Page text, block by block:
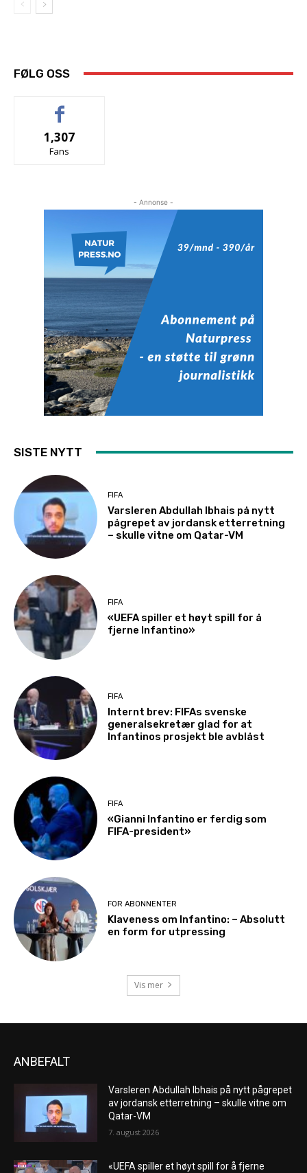
FØLG OSS
1,307
Fans
- Annonse -
SISTE NYTT
FIFA
Varsleren Abdullah Ibhais på nytt
pågrepet av jordansk etterretning
– skulle vitne om Qatar-VM
FIFA
«UEFA spiller et høyt spill for å
fjerne Infantino»
FIFA
Internt brev: FIFAs svenske
generalsekretær glad for at
Infantinos prosjekt ble avblåst
FIFA
«Gianni Infantino er ferdig som
FIFA-president»
FOR ABONNENTER
Klaveness om Infantino: – Absolutt
en form for utpressing
Vis mer
ANBEFALT
Varsleren Abdullah Ibhais på nytt pågrepet
av jordansk etterretning – skulle vitne om
Qatar-VM
7. august 2026
«UEFA spiller et høyt spill for å fjerne